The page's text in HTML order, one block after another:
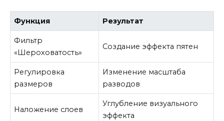
Функция Результат
Фильтр
«Шероховатость»
Создание эффекта пятен
Регулировка
размеров
Изменение масштаба
разводов
Наложение слоев
Углубление визуального
эффекта